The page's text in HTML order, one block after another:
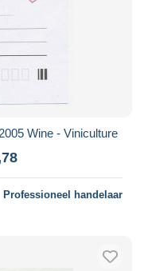
Wine - Viniculture
Professioneel handelaar